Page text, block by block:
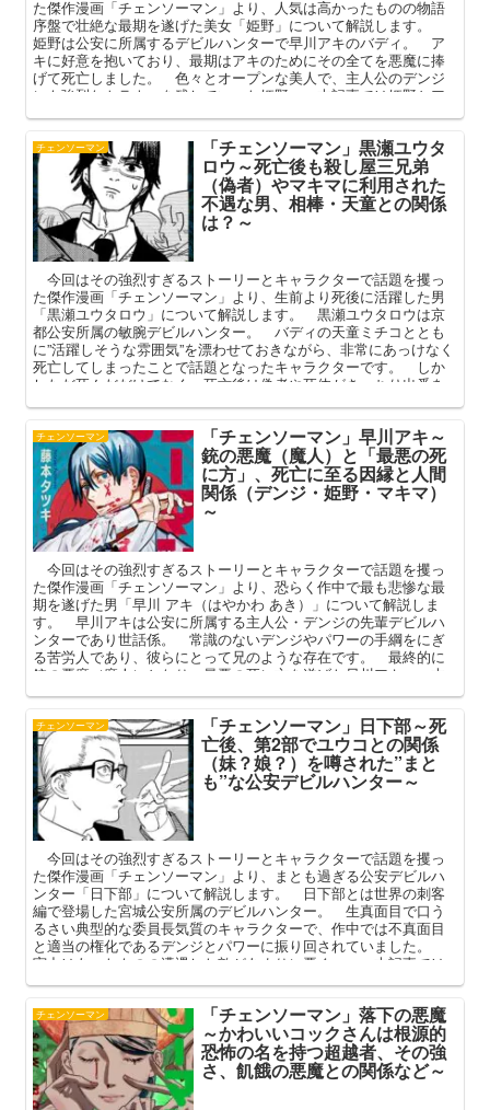
た傑作漫画「チェンソーマン」より、人気は高かったものの物語
序盤で壮絶な最期を遂げた美女「姫野」について解説します。
姫野は公安に所属するデビルハンターで早川アキのバディ。 ア
キに好意を抱いており、最期はアキのためにその全てを悪魔に捧
げて死亡しました。 色々とオープンな美人で、主人公のデンジ
にも強烈なトラウマを残していった姫野。 本記事では姫野とア
チェンソーマン 「チェンソーマン」黒瀬ユウタ
ロウ～死亡後も殺し屋三兄弟
（偽者）やマキマに利用された
不遇な男、相棒・天童との関係
は？～
今回はその強烈すぎるストーリーとキャラクターで話題を攫っ
た傑作漫画「チェンソーマン」より、生前より死後に活躍した男
「黒瀬ユウタロウ」について解説します。 黒瀬ユウタロウは京
都公安所属の敏腕デビルハンター。 バディの天童ミチコととも
に”活躍しそうな雰囲気”を漂わせておきながら、非常にあっけなく
死亡してしまったことで話題となったキャラクターです。 しか
しただ死んだだけでなく、死亡後は偽者や死体がきっちり出番を
チェンソーマン 「チェンソーマン」早川アキ～
銃の悪魔（魔人）と「最悪の死
に方」、死亡に至る因縁と人間
関係（デンジ・姫野・マキマ）
～
今回はその強烈すぎるストーリーとキャラクターで話題を攫っ
た傑作漫画「チェンソーマン」より、恐らく作中で最も悲惨な最
期を遂げた男「早川 アキ（はやかわ あき）」について解説しま
す。 早川アキは公安に所属する主人公・デンジの先輩デビルハ
ンターであり世話係。 常識のないデンジやパワーの手綱をにぎ
る苦労人であり、彼らにとって兄のような存在です。 最終的に
銃の悪魔（魔人）となり、最悪の死に方を遂げた早川アキ。 本
チェンソーマン 「チェンソーマン」日下部～死
亡後、第2部でユウコとの関係
（妹？娘？）を噂された”まと
も”な公安デビルハンター～
今回はその強烈すぎるストーリーとキャラクターで話題を攫っ
た傑作漫画「チェンソーマン」より、まとも過ぎる公安デビルハ
ンター「日下部」について解説します。 日下部とは世界の刺客
編で登場した宮城公安所属のデビルハンター。 生真面目で口う
るさい典型的な委員長気質のキャラクターで、作中では不真面目
と適当の権化であるデンジとパワーに振り回されていました。
実力はあったものの遭遇した敵があまりに悪く…… 本記事では
チェンソーマン 「チェンソーマン」落下の悪魔
～かわいいコックさんは根源的
恐怖の名を持つ超越者、その強
さ、飢餓の悪魔との関係など～